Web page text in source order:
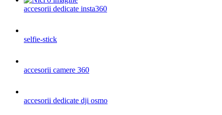
accesorii dedicate insta360
selfie-stick
accesorii camere 360
accesorii dedicate dji osmo